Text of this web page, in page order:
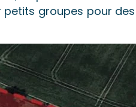
groupes pour